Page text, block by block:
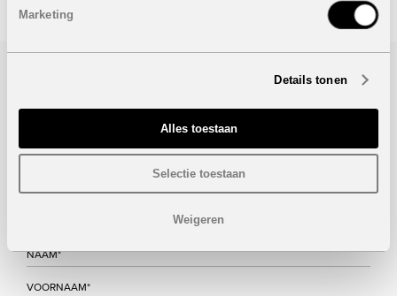
Marketing
Details tonen
Alles toestaan
Selectie toestaan
Weigeren
Wenst u meer informatie over dit project, gelieve dan dit
formulier in te vullen. Wij houden u zo snel mogelijk op de